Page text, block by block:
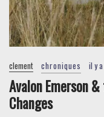
clement chroniques il y
Avalon Emerson
Changes